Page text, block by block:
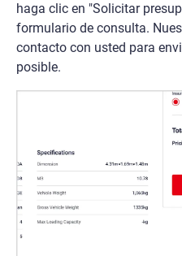
haga clic en "Solicitar
formulario de consulta.
contacto con usted para
posible.